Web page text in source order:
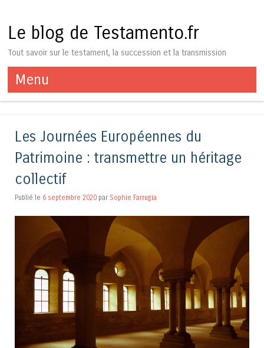
Le blog de Testamento.fr
Tout savoir sur le testament, la succession et la transmission
Menu
Aller au contenu
Les Journées Européennes du
Patrimoine : transmettre un héritage
collectif
Publié le 6 septembre 2020 par Sophie Farrugia